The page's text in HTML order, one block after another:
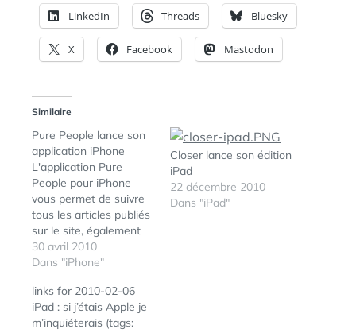
LinkedIn Threads Bluesky
X Facebook Mastodon
Similaire
Pure People lance son
application iPhone
L'application Pure
People pour iPhone
vous permet de suivre
tous les articles publiés
sur le site, également
disponibles hors-
connexion pour un plus
d'utilisation. Une
rubrique L'essentiel
people propose de
30 avril 2010
Dans "iPhone"
Closer lance son édition
iPad
22 décembre 2010
Dans "iPad"
links for 2010-02-06
iPad : si j’étais Apple je
m’inquiéterais (tags: